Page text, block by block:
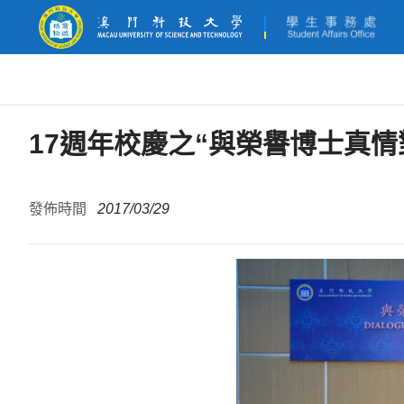
17週年校慶之“與榮譽博士真情
發佈時間 2017/03/29